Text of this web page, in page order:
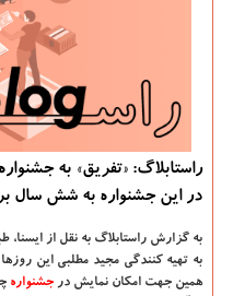
راستابلاگ: «تفریق» به
در این جشنواره به شش سال
به گزارش راستابلاگ به نقل از ایسنا،
به تهیه کنندگی مجید مطلبی این
همین جهت امکان نمایش در جشنواره